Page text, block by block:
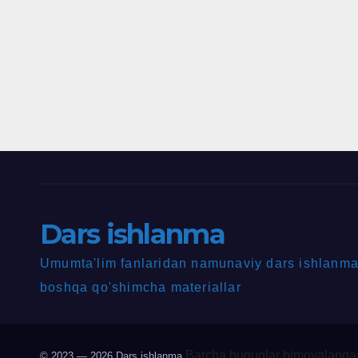
Dars ishlanma
Umumta'lim fanlaridan namunaviy dars
boshqa qo'shimcha materiallar
Barcha huquqlar